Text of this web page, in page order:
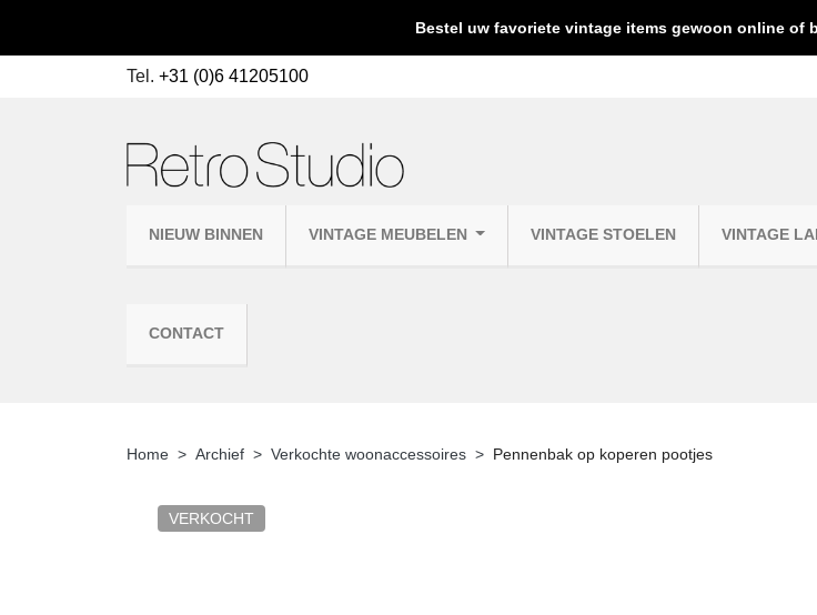
Bestel uw favoriete vintage items gewoon online of
Tel. +31 (0)6 41205100
NIEUW BINNEN VINTAGE MEUBELEN VINTAGE STOELEN VINTAGE
CONTACT
Home Archief Verkochte woonaccessoires Pennenbak op koperen pootjes
VERKOCHT